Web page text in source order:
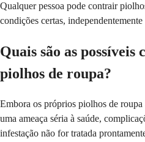
Qualquer pessoa pode contrair
condições certas,
Quais são as possíveis
piolhos de roupa?
Embora os próprios piolhos de
uma ameaça séria à saúde,
infestação não for tratada